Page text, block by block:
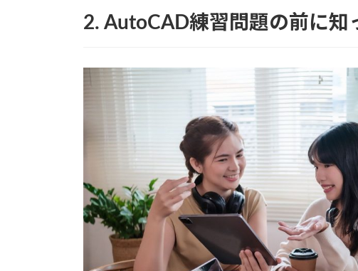
2. AutoCAD練習問題の前に知